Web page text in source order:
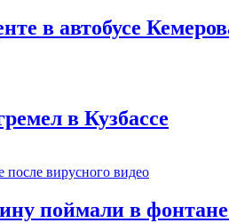
в автобусе
в Кузбассе
поймали в фонтане